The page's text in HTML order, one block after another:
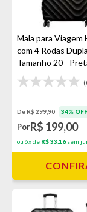
Mala para Viagem
com 4 Rodas
Tamanho 20 -
De R$ 299,90 34% OFF
PorR$ 199,00
ou 6x de R$ 33,16sem